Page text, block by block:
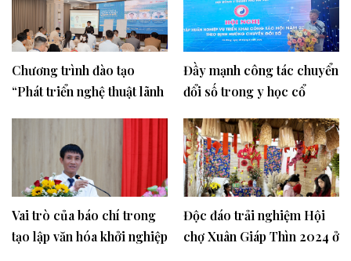
nghiệp du lịch Quốc gia
Chương trình đào tạo
“Phát triển nghệ thuật lãnh
Đầy mạnh công tác chuyển
đổi số trong y học cổ
Vai trò của báo chí trong
tạo lập văn hóa khởi nghiệp
Độc đáo trải nghiệm Hội
chợ Xuân Giáp Thìn 2024 ở